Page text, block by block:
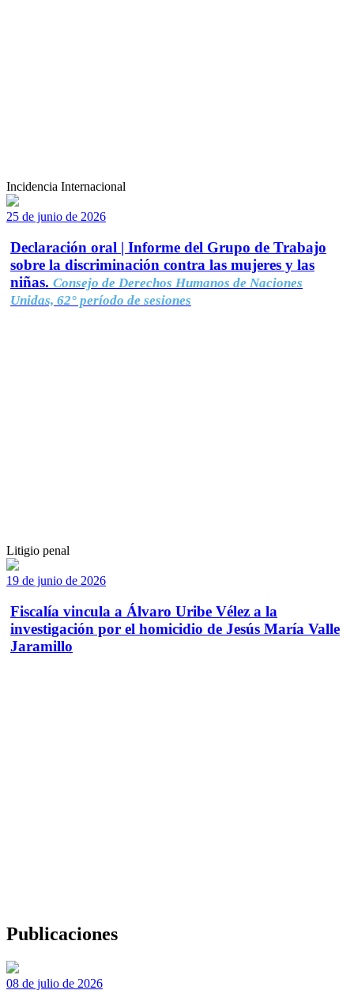
Incidencia Internacional
25 de junio de 2026
Declaración oral | Informe del Grupo de Trabajo
sobre la discriminación contra las mujeres y las
niñas. Consejo de Derechos Humanos de Naciones
Unidas, 62° período de sesiones
Litigio penal
19 de junio de 2026
Fiscalía vincula a Álvaro Uribe Vélez a la
investigación por el homicidio de Jesús María Valle
Jaramillo
Publicaciones
08 de julio de 2026